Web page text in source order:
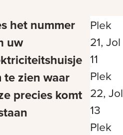
Bezig met laden
het nummer
uw
te zien waar
precies komt
Plek
21, Jol
11
Plek
22, Jol
13
Plek